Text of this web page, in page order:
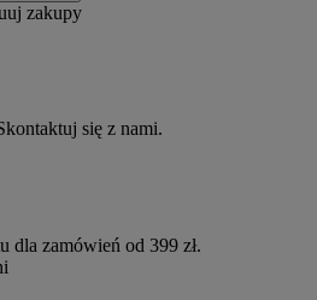
zakupy
się z nami.
dla zamówień od 399 zł.